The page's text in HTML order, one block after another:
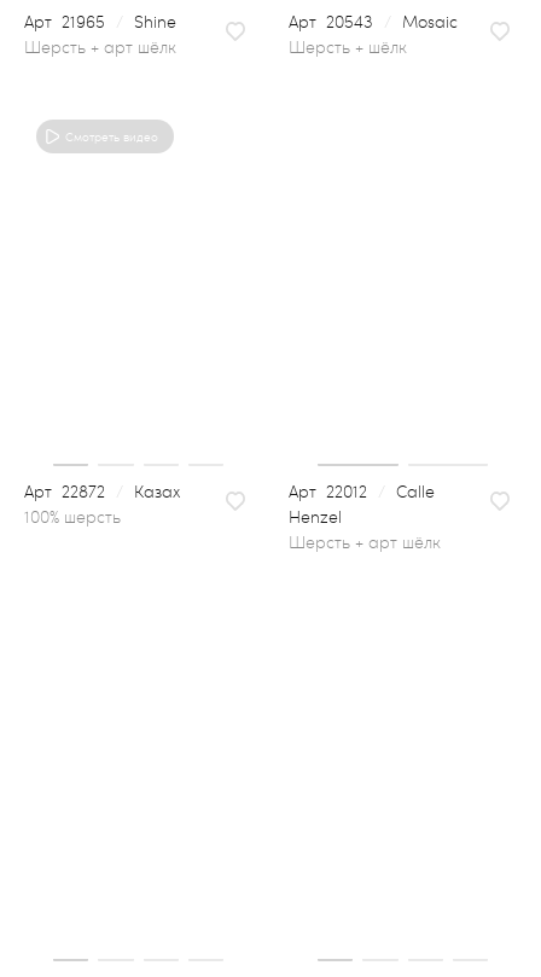
21965 Shine 20543
Mosaic
шерсть + шёлк
Смотреть видео
22872 Казах 22012
Calle
Henzel
шерсть + арт шёлк